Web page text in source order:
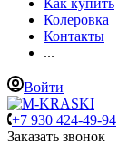
Как купить
Колеровка
Контакты
...
Войти
+7 930 424-49-94
Заказать звонок